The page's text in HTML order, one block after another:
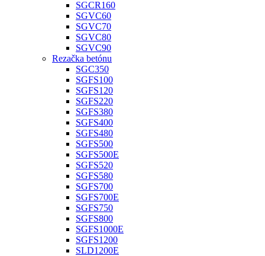
SGCR160
SGVC60
SGVC70
SGVC80
SGVC90
Rezačka betónu
SGC350
SGFS100
SGFS120
SGFS220
SGFS380
SGFS400
SGFS480
SGFS500
SGFS500E
SGFS520
SGFS580
SGFS700
SGFS700E
SGFS750
SGFS800
SGFS1000E
SGFS1200
SLD1200E